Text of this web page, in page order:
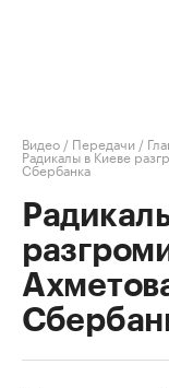
Видео / Передачи /
Радикалы в Киеве
Сбербанка